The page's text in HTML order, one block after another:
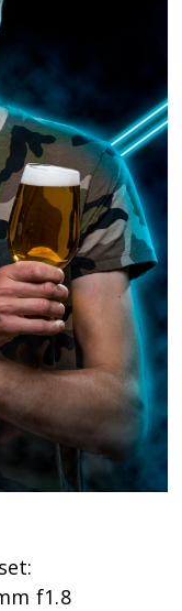
f1.8